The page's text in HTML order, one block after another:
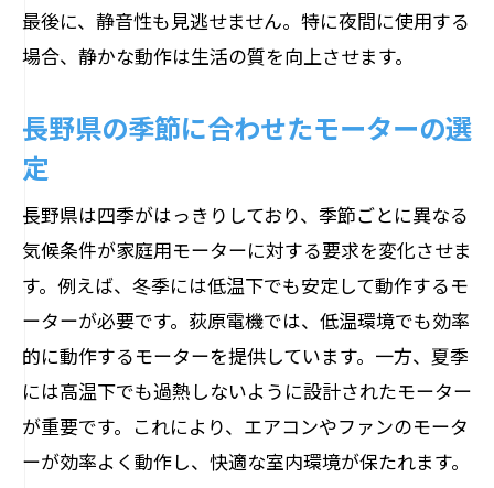
最後に、静音性も見逃せません。特に夜間に使用する
場合、静かな動作は生活の質を向上させます。
長野県の季節に合わせたモーターの選
定
長野県は四季がはっきりしており、季節ごとに異なる
気候条件が家庭用モーターに対する要求を変化させま
す。例えば、冬季には低温下でも安定して動作するモ
ーターが必要です。荻原電機では、低温環境でも効率
的に動作するモーターを提供しています。一方、夏季
には高温下でも過熱しないように設計されたモーター
が重要です。これにより、エアコンやファンのモータ
ーが効率よく動作し、快適な室内環境が保たれます。